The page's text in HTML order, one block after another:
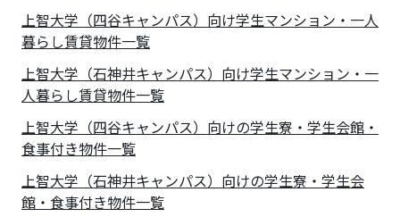
上智大学（四谷キャンパス）向け学生マンション・一人
暮らし賃貸物件一覧
上智大学（石神井キャンパス）向け学生マンション・一
人暮らし賃貸物件一覧
上智大学（四谷キャンパス）向けの学生寮・学生会館・
食事付き物件一覧
上智大学（石神井キャンパス）向けの学生寮・学生会
館・食事付き物件一覧